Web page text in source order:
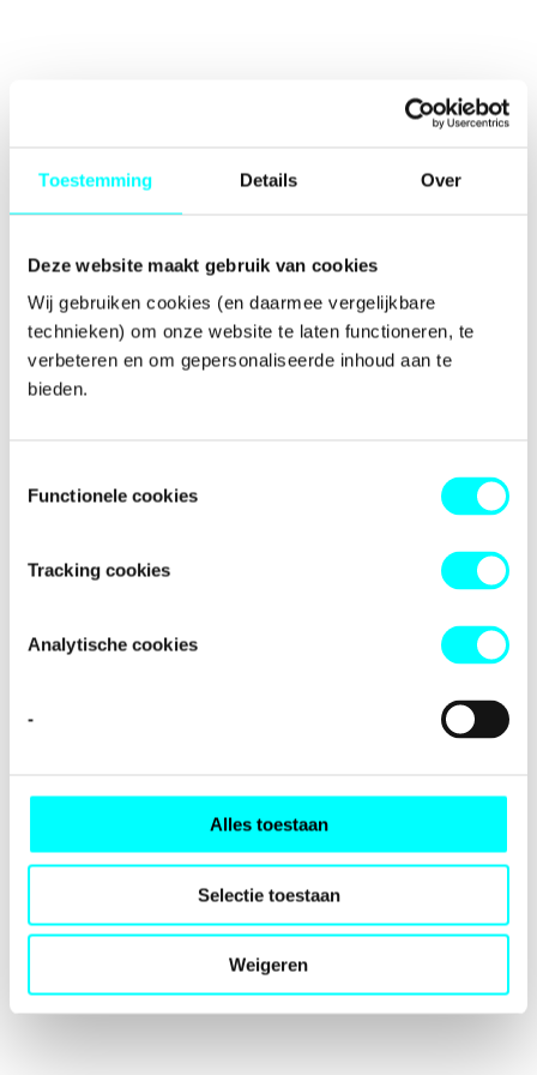
Toestemming Details Over
Deze website maakt gebruik van cookies
Wij gebruiken cookies (en daarmee vergelijkbare
technieken) om onze website te laten functioneren, te
verbeteren en om gepersonaliseerde inhoud aan te
bieden.
Functionele cookies
Tracking cookies
Analytische cookies
-
Alles toestaan
Selectie toestaan
Weigeren
-side exception has occurred while
browser consolefor